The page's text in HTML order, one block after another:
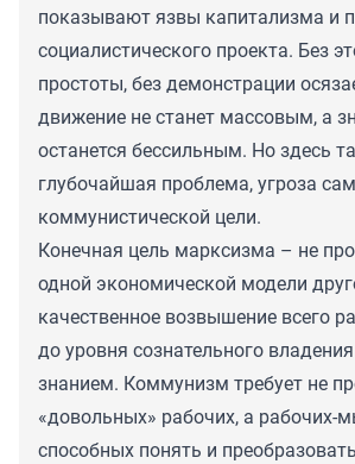
показывают язвы капитализма и
социалистического проекта. Без
простоты, без демонстрации
движение не станет массовым, а
останется бессильным. Но здесь
глубочайшая проблема, угроза
коммунистической цели.
Конечная цель марксизма – не
одной экономической модели
качественное возвышение всего
до уровня сознательного
знанием. Коммунизм требует не
«довольных» рабочих, а рабочих-
способных понять и